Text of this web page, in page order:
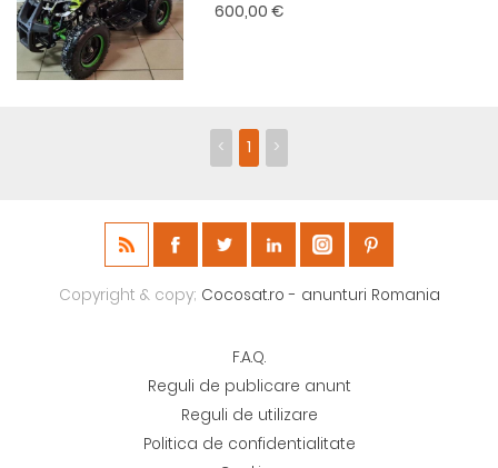
600,00 €
< 1 >
Copyright & copy; Cocosat.ro - anunturi Romania
F.A.Q.
Reguli de publicare anunt
Reguli de utilizare
Politica de confidentialitate